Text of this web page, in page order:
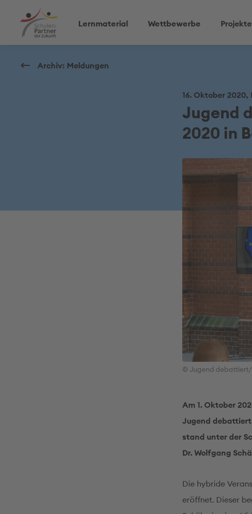
Lernmaterial Wettbewerbe Projekte
Archiv: Meldungen
16. Oktober
Jugend
2020 in
© Jugend
Am 1. Oktober
Jugend
stand unter der
Dr. Wolfgang
Die hybride
eröffnet. Dieser